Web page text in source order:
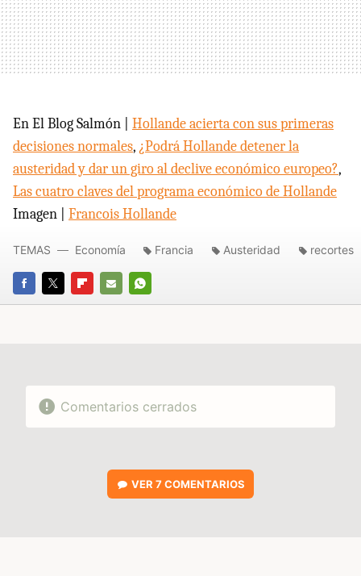
En El Blog Salmón | Hollande acierta con sus primeras
decisiones normales, ¿Podrá Hollande detener la
austeridad y dar un giro al declive económico europeo?,
Las cuatro claves del programa económico de Hollande
Imagen | Francois Hollande
FACEBOOK
TWITTERFLIPBOARD
E-
WHATSAPP
TEMAS Economía Francia Austeridad recortes
Comentarios cerrados
VER7 COMENTARIOS